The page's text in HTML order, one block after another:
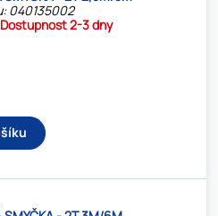
040135002
Dostupnost 2-3 dny